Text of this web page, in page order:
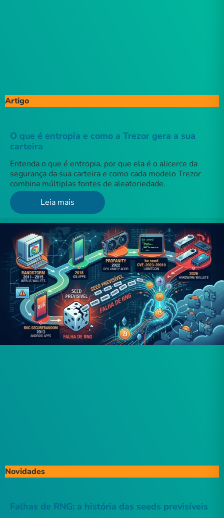
Artigo
O que é entropia e como a Trezor gera a sua
carteira
Entenda o que é entropia, por que ela é o alicerce da
segurança da sua carteira e como cada modelo Trezor
combina múltiplas fontes de aleatoriedade.
Leia mais
Novidades
Falhas de RNG: a história das seeds previsíveis